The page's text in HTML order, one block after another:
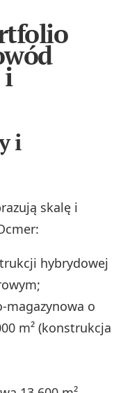
i
i
skalę i
hybrydowej
o
m² (konstrukcja